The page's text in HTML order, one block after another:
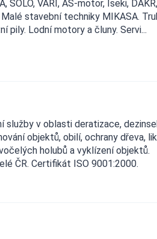
SOLO, VARI, AS-motor, Iseki,
stavební techniky MIKASA.
pily. Lodní motory a čluny. Servi...
služby v oblasti deratizace,
objektů, obilí, ochrany dřeva,
holubů a vyklízení objektů.
ČR. Certifikát ISO 9001:2000.